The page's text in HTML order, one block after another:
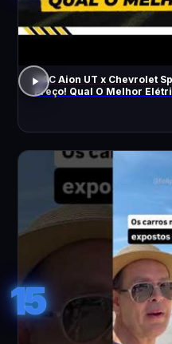
GAC Aion UT x Chevrolet
Preço! Qual O Melhor
15